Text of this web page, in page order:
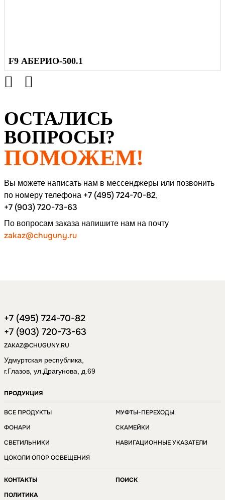
F9 АБЕРИО-500.1
ОСТАЛИСЬ
ВОПРОСЫ?
ПОМОЖЕМ!
Вы можете написать нам в мессенджеры или позвонить
по номеру телефона +7 (495) 724-70-82,
+7 (903) 720-73-63
По вопросам заказа напишите нам на почту
zakaz@chuguny.ru
+7 (495) 724-70-82
+7 (903) 720-73-63
ZAKAZ@CHUGUNY.RU
Удмуртская республика,
г.Глазов, ул.Драгунова, д.69
ПРОДУКЦИЯ
ВСЕ ПРОДУКТЫ
ФОНАРИ
СВЕТИЛЬНИКИ
ЦОКОЛИ ОПОР ОСВЕЩЕНИЯ
МУФТЫ-ПЕРЕХОДЫ
СКАМЕЙКИ
НАВИГАЦИОННЫЕ УКАЗАТЕЛИ
КОНТАКТЫ
ПОЛИТИКА
ПОИСК